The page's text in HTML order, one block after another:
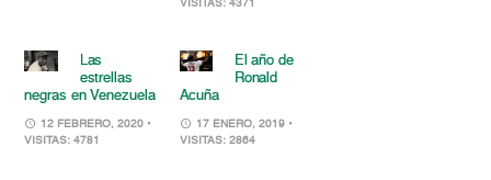
VISITAS: 4371
Las
estrellas
negras en Venezuela
12 FEBRERO, 2020 •
VISITAS: 4781
El año de
Ronald
Acuña
17 ENERO, 2019 •
VISITAS: 2864